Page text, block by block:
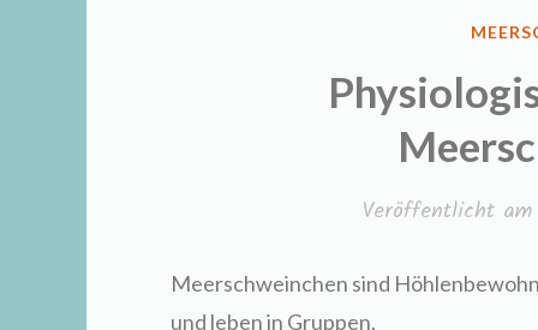
Veröffentlicht am
Meerschweinchen sind
und leben in Gruppen.